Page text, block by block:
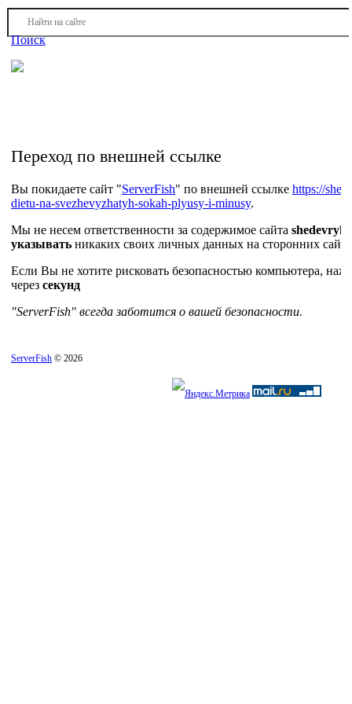
Поиск
Переход по внешней ссылке
Вы покидаете сайт "ServerFish" по внешней ссылке https://
dietu-na-svezhevyzhatyh-sokah-plyusy-i-minusy.
Мы не несем ответственности за содержимое сайта
указывать никаких своих личных данных на сторонних
Если Вы не хотите рисковать безопасностью компьютера,
через секунд
"ServerFish" всегда заботится о вашей безопасности.
ServerFish © 2026